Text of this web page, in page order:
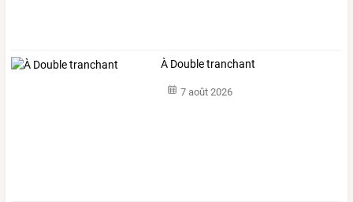
À Double tranchant
7 août 2026